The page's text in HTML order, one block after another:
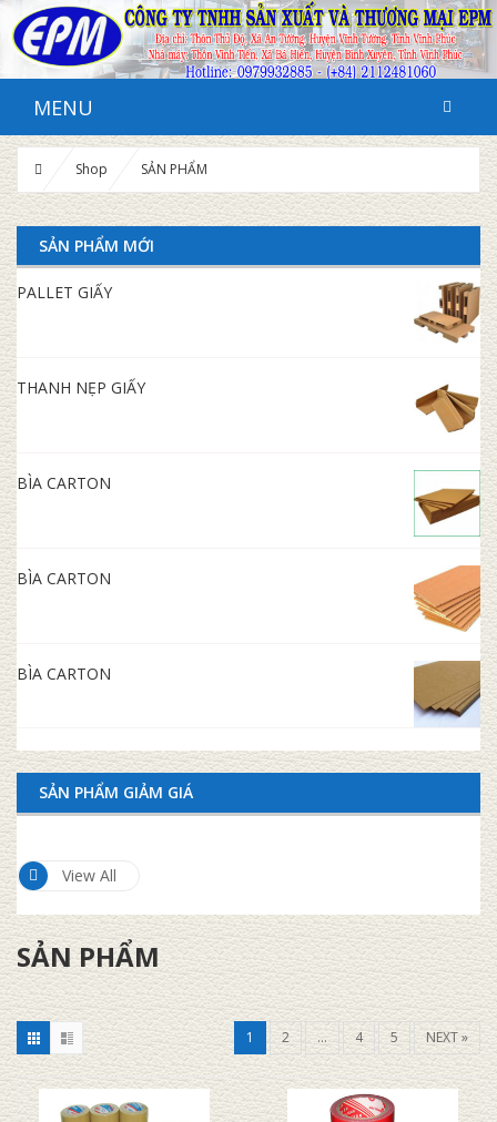
MENU
Shop SẢN PHẨM
SẢN PHẨM MỚI
PALLET GIẤY
THANH NẸP GIẤY
BÌA CARTON
BÌA CARTON
BÌA CARTON
SẢN PHẨM GIẢM GIÁ
View All
SẢN PHẨM
1 2 … 4 5 NEXT »